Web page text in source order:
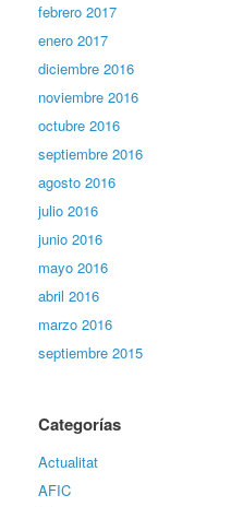
febrero 2017
enero 2017
diciembre 2016
noviembre 2016
octubre 2016
septiembre 2016
agosto 2016
julio 2016
junio 2016
mayo 2016
abril 2016
marzo 2016
septiembre 2015
Categorías
Actualitat
AFIC